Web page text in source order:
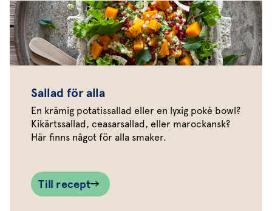
Sallad för alla
En krämig potatissallad eller en lyxig poké bowl?
Kikärtssallad, ceasarsallad, eller marockansk?
Här finns något för alla smaker.
Till recept